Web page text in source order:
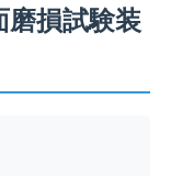
磨損試験装